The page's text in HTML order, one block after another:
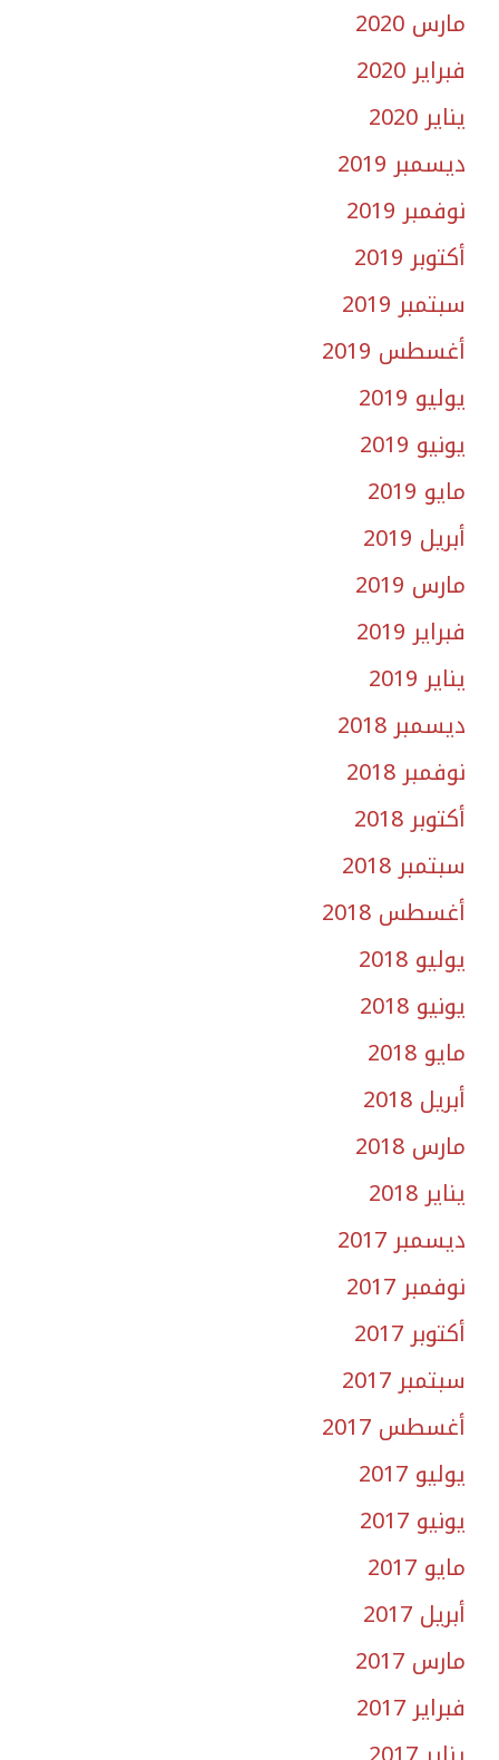
مارس 2020
فبراير 2020
يناير 2020
ديسمبر 2019
نوفمبر 2019
أكتوبر 2019
سبتمبر 2019
أغسطس 2019
يوليو 2019
يونيو 2019
مايو 2019
أبريل 2019
مارس 2019
فبراير 2019
يناير 2019
ديسمبر 2018
نوفمبر 2018
أكتوبر 2018
سبتمبر 2018
أغسطس 2018
يوليو 2018
يونيو 2018
مايو 2018
أبريل 2018
مارس 2018
يناير 2018
ديسمبر 2017
نوفمبر 2017
أكتوبر 2017
سبتمبر 2017
أغسطس 2017
يوليو 2017
يونيو 2017
مايو 2017
أبريل 2017
مارس 2017
فبراير 2017